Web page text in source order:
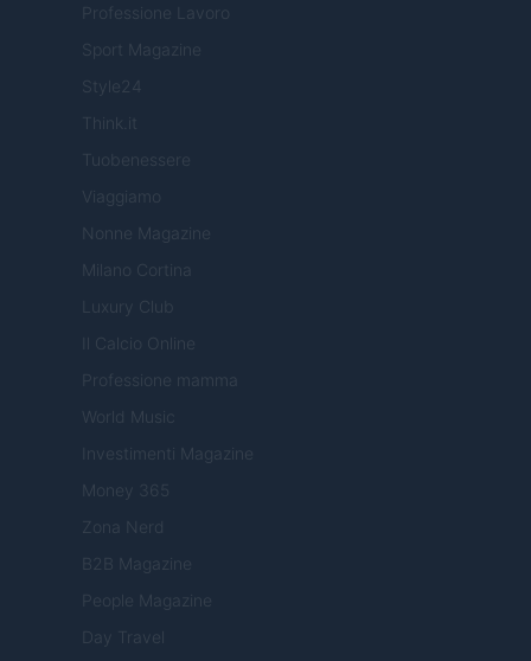
Professione Lavoro
Sport Magazine
Style24
Think.it
Tuobenessere
Viaggiamo
Nonne Magazine
Milano Cortina
Luxury Club
Il Calcio Online
Professione mamma
World Music
Investimenti Magazine
Money 365
Zona Nerd
B2B Magazine
People Magazine
Day Travel